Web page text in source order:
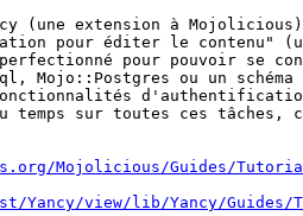
(une extension à
pour éditer le contenu"
perfectionné pour pouvoir se
Mojo::Postgres ou un
temps sur toutes ces
Mojolicious/Guides/
Yancy/view/lib/Yancy/Guides/